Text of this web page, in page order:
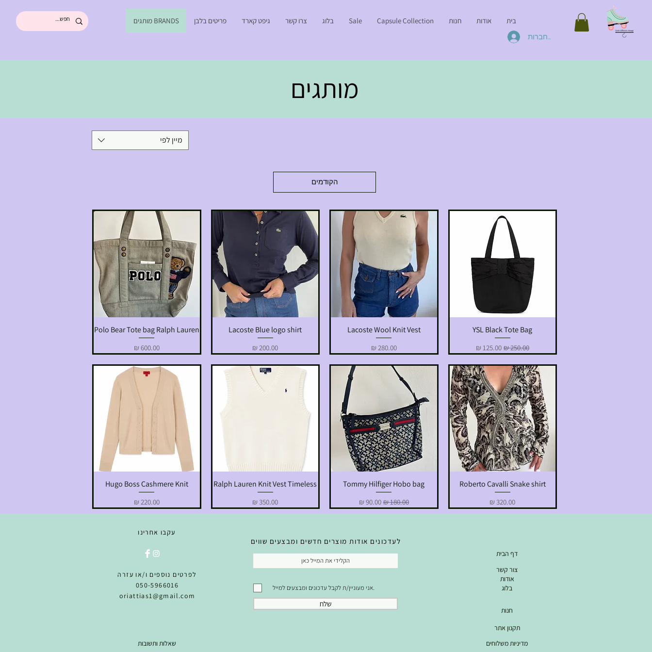
בית אודות חנות Capsule Collection
Sale בלוג צרו קשר גיפט קארד פריטים בלבן BRANDS מותגים
להתחברות
מותגים
מיין לפי
הקודמים
תצוגה מהירה
YSL Black Tote Bag
מחיר רגיל‏250.00 ‏₪ מחיר מבצע‏125.00 ‏₪
תצוגה מהירה
Lacoste Wool Knit Vest
מחיר‏280.00 ‏₪
תצוגה מהירה
Lacoste Blue logo shirt
מחיר
תצוגה מהירה
Polo Bear Tote bag Ralph Lauren
מחיר‏600.00 ‏₪
תצוגה מהירה
Roberto Cavalli Snake shirt
מחיר
תצוגה מהירה
Tommy Hilfiger Hobo bag
מחיר רגיל‏180.00 ‏₪ מחיר מבצע‏90.00 ‏₪
תצוגה מהירה
Ralph Lauren Knit Vest Timeless
מחיר
תצוגה מהירה
Hugo Boss Cashmere Knit
מחיר‏220.00 ‏₪
עקבו אחרינו
לעדכונים אודות מוצרים חדשים ומבצעים שווים
לפרטים נוספים ו/או עזרה
050-5966016
oriattias1@gmail.com
שאלות ותשובות
אני מעוניין/ת לקבל עדכונים ומבצעים למייל.
שלח
דף הבית
צור קשר
אודות
בלוג
חנות
מדיניות משלוחים
תקנון אתר